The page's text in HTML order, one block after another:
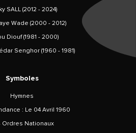
SALL (2012 - 2024)
Wade (2000 - 2012)
Diouf (1981 - 2000)
Senghor (1960 - 1981)
Symboles
Hymnes
: Le 04 Avril 1960
Ordres Nationaux